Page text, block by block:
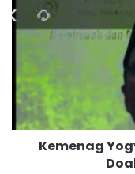
e
m
n
a
o
Kemenag